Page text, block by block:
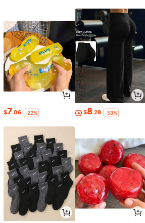
$7.06 -22% $8.28 -58%